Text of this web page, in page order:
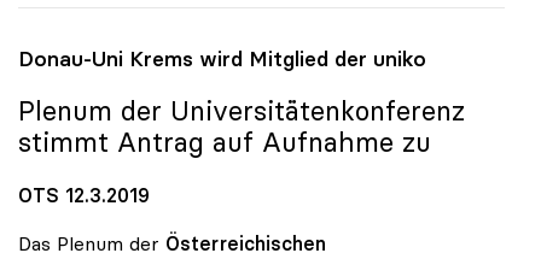
Donau-Uni Krems wird Mitglied der uniko
Plenum der Universitätenkonferenz
stimmt Antrag auf Aufnahme zu
OTS 12.3.2019
Das Plenum der Österreichischen